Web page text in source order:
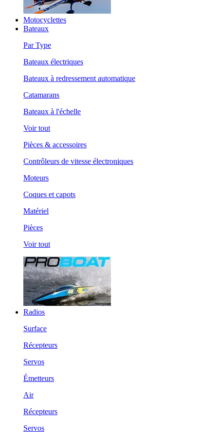
Motocyclettes
Bateaux
Par Type
Bateaux électriques
Bateaux à redressement automatique
Catamarans
Bateaux à l'échelle
Voir tout
Pièces & accessoires
Contrôleurs de vitesse électroniques
Moteurs
Coques et capots
Matériel
Pièces
Voir tout
Radios
Surface
Récepteurs
Servos
Émetteurs
Air
Récepteurs
Servos